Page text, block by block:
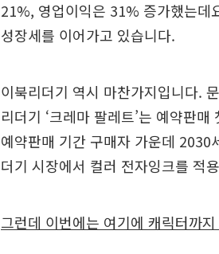
21%, 영업이익은 31% 증가했는데
성장세를 이어가고 있습니다.
이북리더기 역시 마찬가지입니다.
리더기 ‘크레마 팔레트’는 예약판
예약판매 기간 구매자 가운데
더기 시장에서 컬러 전자잉크를 적
그런데 이번에는 여기에 캐릭터까